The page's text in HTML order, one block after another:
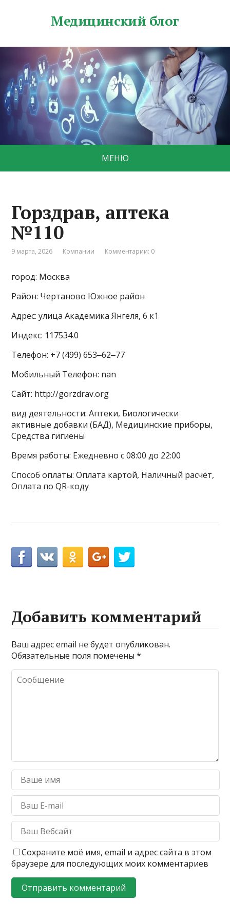
Медицинский блог
МЕНЮ
Горздрав, аптека
№110
9 марта, 2026 Компании Комментарии: 0
город: Москва
Район: Чертаново Южное район
Адрес: улица Академика Янгеля, 6 к1
Индекс: 117534.0
Телефон: +7 (499) 653‒62‒77
Мобильный Телефон: nan
Сайт: http://gorzdrav.org
вид деятельности: Аптеки, Биологически
активные добавки (БАД), Медицинские приборы,
Средства гигиены
Время работы: Ежедневно с 08:00 до 22:00
Способ оплаты: Оплата картой, Наличный расчёт,
Оплата по QR-коду
Добавить комментарий
Ваш адрес email не будет опубликован.
Обязательные поля помечены*
Сохраните моё имя, email и адрес сайта в этом
браузере для последующих моих комментариев